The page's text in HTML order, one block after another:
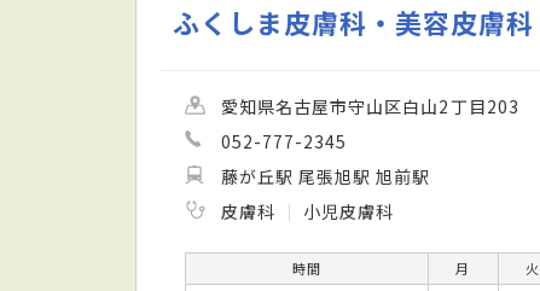
ふくしま皮膚科・美容皮膚科
愛知県名古屋市守山区白山2丁目203
052-777-2345
藤が丘駅 尾張旭駅 旭前駅
皮膚科
小児皮膚科
時間 月 火